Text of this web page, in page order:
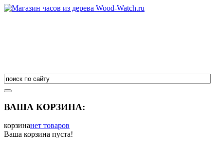
ВАША КОРЗИНА:
корзинанет товаров
Ваша корзина пуста!